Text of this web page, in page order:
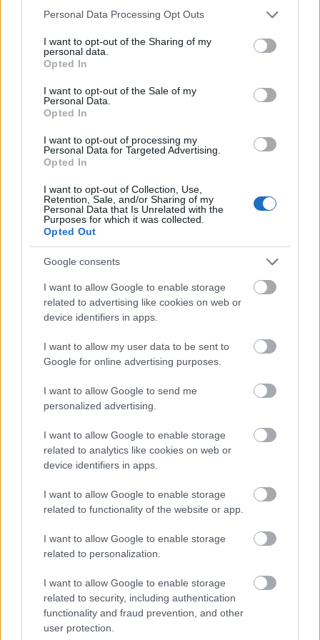
Please note that this website/app uses one or more Google
not limited to your visit or usage behaviour. You may click to
grant or deny consent to Google and its third-party tags to
use your data for below specified purposes in below Google
consent section.
Personal Data Processing Opt Outs
I want to opt-out of the Sharing of my
personal data.
Opted In
I want to opt-out of the Sale of my
Personal Data.
Opted In
I want to opt-out of processing my
Personal Data for Targeted Advertising.
Opted In
I want to opt-out of Collection, Use,
Retention, Sale, and/or Sharing of my
Personal Data that Is Unrelated with the
Purposes for which it was collected.
Opted Out
Google consents
I want to allow Google to enable storage
related to advertising like cookies on web or
device identifiers in apps.
I want to allow my user data to be sent to
Google for online advertising purposes.
I want to allow Google to send me
personalized advertising.
I want to allow Google to enable storage
related to analytics like cookies on web or
device identifiers in apps.
I want to allow Google to enable storage
related to functionality of the website or app.
I want to allow Google to enable storage
related to personalization.
I want to allow Google to enable storage
related to security, including authentication
functionality and fraud prevention, and other
user protection.
Tech| 2007.12.11 11:42
Még várnunk kell a laptopokba
Hidrogénes akkumulátor
Tech | 2006.10.04 14:21
üzemanyagcella a Panasonictól
Tech| 2006.01.09 11:29
LEGFRISSEBB PCW